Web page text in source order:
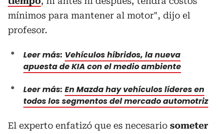
mínimos para mantener al motor", dijo el
profesor.
Leer más: Vehículos híbridos, la nueva
apuesta de KIA con el medio ambiente
Leer más: En Mazda hay vehículos líderes en
todos los segmentos del mercado automotriz
El experto enfatizó que es necesario someter